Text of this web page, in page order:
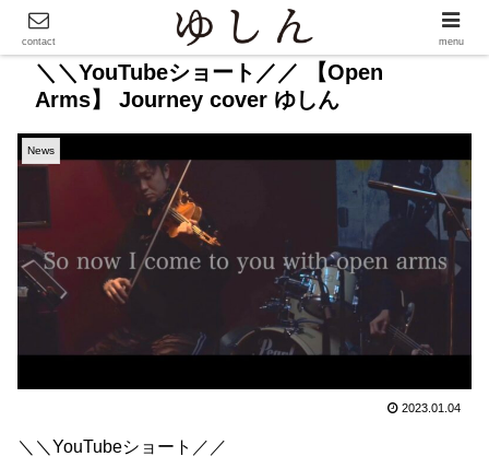
＼＼YouTubeショート／／ 【Open
Arms】 Journey cover ゆしん
News
2023.01.04
＼＼YouTubeショート／／
contact menu